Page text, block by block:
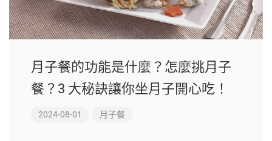
月子餐的功能是什麼？怎麼挑月子
餐？3 大秘訣讓你坐月子開心吃！
2024-08-01 月子餐